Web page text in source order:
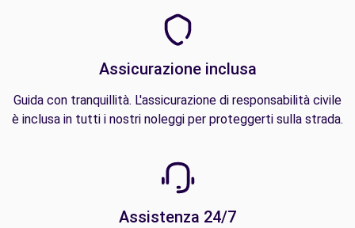
Assicurazione inclusa
Guida con tranquillità. L'assicurazione di responsabilità civile
è inclusa in tutti i nostri noleggi per proteggerti sulla strada.
Assistenza 24/7